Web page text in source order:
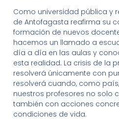
Como universidad pública y
de Antofagasta reafirma su
formación de nuevos
hacemos un llamado a
día a día en las aulas y
esta realidad. La crisis de la
resolverá únicamente con
resolverá cuando, como
nuestros profesores no solo
también con acciones
condiciones de vida.